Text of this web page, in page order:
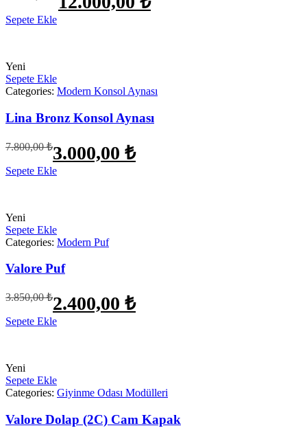
22.600,00 ₺.
fiyat:
Sepete Ekle
Yeni
Sepete Ekle
Categories: Modern Konsol Aynası
Lina Bronz Konsol Aynası
7.800,00₺
Orijinal
7.800,00 ₺.
3.000,00 ₺
Şu
fiyat:
Sepete Ekle
Yeni
Sepete Ekle
Categories: Modern Puf
Valore Puf
3.850,00₺
Orijinal
3.850,00 ₺.
2.400,00 ₺
Şu
fiyat:
Sepete Ekle
Yeni
Sepete Ekle
Categories: Giyinme Odası Modülleri
Valore Dolap (2C) Cam Kapak